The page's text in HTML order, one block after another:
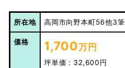
所在地 高岡市向野本町56他3筆
価格 1,700万円
坪単価：32,600円